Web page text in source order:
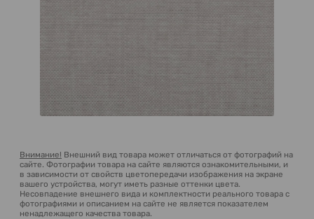
Внимание! Внешний вид товара может отличаться от фотографий на
сайте. Фотографии товара на сайте являются ознакомительными, и
в зависимости от свойств цветопередачи изображения на экране
вашего устройства, могут иметь разные оттенки цвета.
Несовпадение внешнего вида и комплектности реального товара с
фотографиями и описанием на сайте не является показателем
ненадлежащего качества товара.